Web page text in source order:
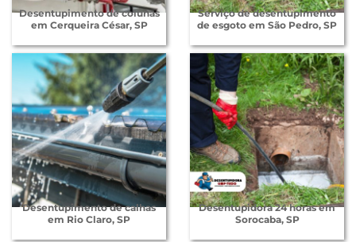
Desentupimento de colunas
em Cerqueira César, SP
Serviço de desentupimento
de esgoto em São Pedro, SP
Desentupimento de calhas
em Rio Claro, SP
Desentupidora 24 horas em
Sorocaba, SP